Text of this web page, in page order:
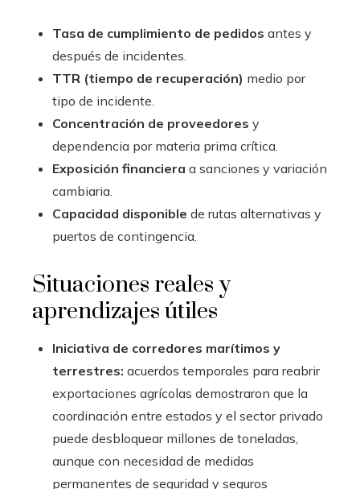
Tasa de cumplimiento de pedidos antes y
después de incidentes.
TTR (tiempo de recuperación) medio por
tipo de incidente.
Concentración de proveedores y
dependencia por materia prima crítica.
Exposición financiera a sanciones y variación
cambiaria.
Capacidad disponible de rutas alternativas y
puertos de contingencia.
Situaciones reales y
aprendizajes útiles
Iniciativa de corredores marítimos y
terrestres: acuerdos temporales para reabrir
exportaciones agrícolas demostraron que la
coordinación entre estados y el sector privado
puede desbloquear millones de toneladas,
aunque con necesidad de medidas
permanentes de seguridad y seguros